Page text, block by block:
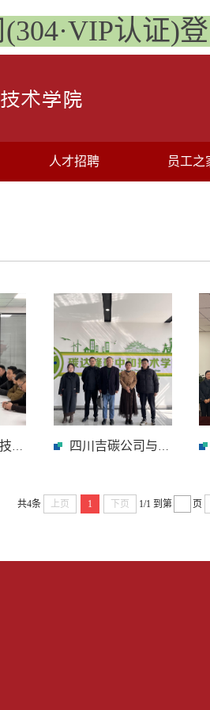
认证)
人才招聘 员工之
大嘴蛙环保科技有... 四川吉碳公司与双...
共4条 上页 1 下页 1/1 到第 页